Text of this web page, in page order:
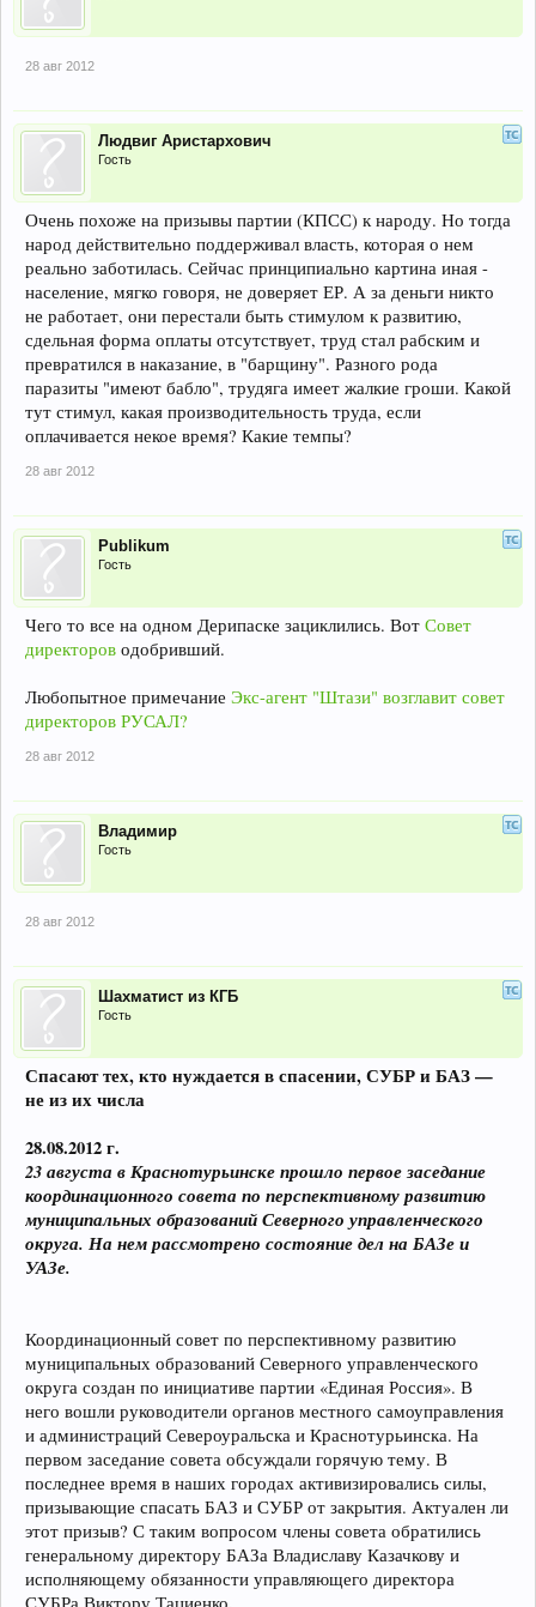
28 авг 2012
Людвиг Аристархович
Гость
Очень похоже на призывы партии (КПСС) к народу. Но тогда
народ действительно поддерживал власть, которая о нем
реально заботилась. Сейчас принципиально картина иная -
население, мягко говоря, не доверяет ЕР. А за деньги никто
не работает, они перестали быть стимулом к развитию,
сдельная форма оплаты отсутствует, труд стал рабским и
превратился в наказание, в "барщину". Разного рода
паразиты "имеют бабло", трудяга имеет жалкие гроши. Какой
тут стимул, какая производительность труда, если
оплачивается некое время? Какие темпы?
28 авг 2012
Publikum
Гость
Чего то все на одном Дерипаске зациклились. Вот Совет
директоров одобривший.
Любопытное примечание Экс-агент "Штази" возглавит совет
директоров РУСАЛ?
28 авг 2012
Владимир
Гость
28 авг 2012
Шахматист из КГБ
Гость
Спасают тех, кто нуждается в спасении, СУБР и БАЗ —
не из их числа
28.08.2012 г.
23 августа в Краснотурьинске прошло первое заседание
координационного совета по перспективному развитию
муниципальных образований Северного управленческого
округа. На нем рассмотрено состояние дел на БАЗе и
УАЗе.
Координационный совет по перспективному развитию
муниципальных образований Северного управленческого
округа создан по инициативе партии «Единая Россия». В
него вошли руководители органов местного самоуправления
и администраций Североуральска и Краснотурьинска. На
первом заседание совета обсуждали горячую тему. В
последнее время в наших городах активизировались силы,
призывающие спасать БАЗ и СУБР от закрытия. Актуален ли
этот призыв? С таким вопросом члены совета обратились
генеральному директору БАЗа Владиславу Казачкову и
исполняющему обязанности управляющего директора